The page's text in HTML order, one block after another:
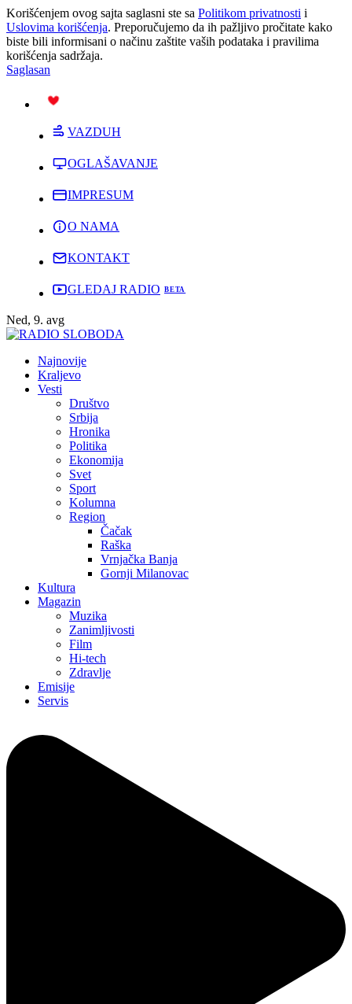
Korišćenjem ovog sajta saglasni ste sa Politikom privatnosti i
Uslovima korišćenja. Preporučujemo da ih pažljivo pročitate kako
biste bili informisani o načinu zaštite vaših podataka i pravilima
korišćenja sadržaja.
Saglasan
VAZDUH
OGLAŠAVANJE
IMPRESUM
O NAMA
KONTAKT
GLEDAJ RADIO
Ned, 9. avg
Najnovije
Kraljevo
Vesti
Društvo
Srbija
Hronika
Politika
Ekonomija
Svet
Sport
Kolumna
Region
Čačak
Raška
Vrnjačka Banja
Gornji Milanovac
Kultura
Magazin
Muzika
Zanimljivosti
Film
Hi-tech
Zdravlje
Emisije
Servis